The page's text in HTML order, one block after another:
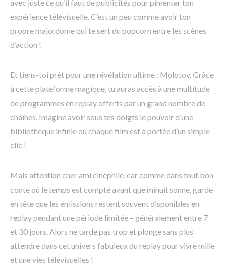
avec juste ce qu’il faut de publicités pour pimenter ton
expérience télévisuelle. C’est un peu comme avoir ton
propre majordome qui te sert du popcorn entre les scènes
d’action !
Et tiens-toi prêt pour une révélation ultime : Molotov. Grâce
à cette plateforme magique, tu auras accès à une multitude
de programmes en replay offerts par un grand nombre de
chaînes. Imagine avoir sous tes doigts le pouvoir d’une
bibliothèque infinie où chaque film est à portée d’un simple
clic !
Mais attention cher ami cinéphile, car comme dans tout bon
conte où le temps est compté avant que minuit sonne, garde
en tête que les émissions restent souvent disponibles en
replay pendant une période limitée – généralement entre 7
et 30 jours. Alors ne tarde pas trop et plonge sans plus
attendre dans cet univers fabuleux du replay pour vivre mille
et une vies télévisuelles !